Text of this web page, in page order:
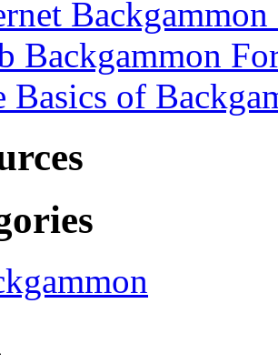
Backgammon
Basics of